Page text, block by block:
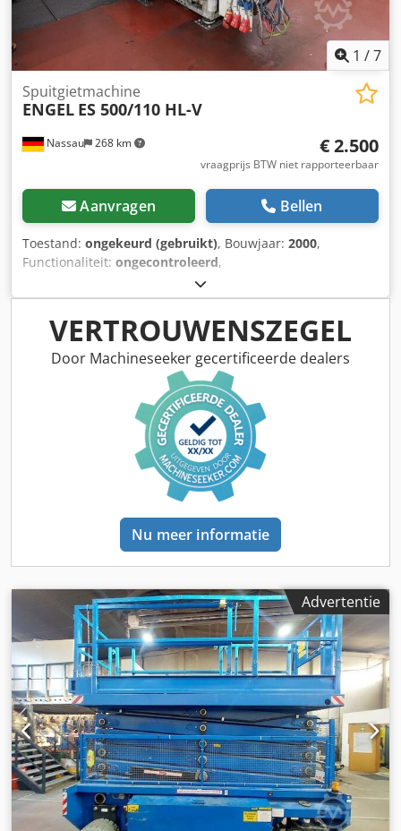
1 /7
Nassau 268 km
Spuitgietmachine
ENGEL ES 500/110 HL-V
€ 2.500
vraagprijs BTW niet rapporteerbaar
Aanvragen Bellen
Toestand: ongekeurd (gebruikt), Bouwjaar: 2000,
Functionaliteit: ongecontroleerd,
43225
mm, totale breedte:2.000 mm, totaalgewicht:6.000 kg,
kleine bedieningshandeling in de machine geïntegreerd Te
koop aangeboden: een gebruikte machine uit een locatie-
ontmanteling. Credpfx Amezrb Spj Aef Verkoop onder
uitsluiting van alle aansprakelijkheid voor eventuele
materiële gebreken. De machine is niet getest, maar was
tot het einde toe operationeel.
VERTROUWENSZEGEL
Door Machineseeker gecertificeerde dealers
Nu meer informatie
Advertentie